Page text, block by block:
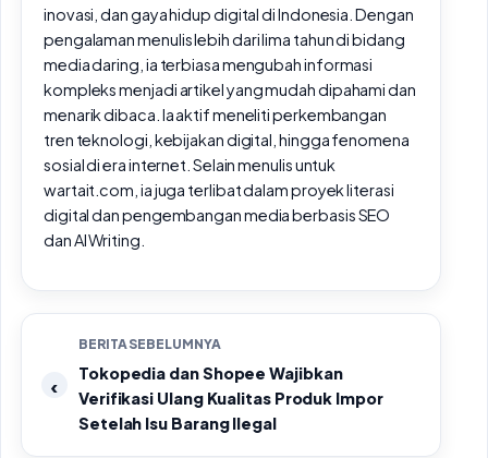
inovasi, dan gaya hidup digital di Indonesia. Dengan
pengalaman menulis lebih dari lima tahun di bidang
media daring, ia terbiasa mengubah informasi
kompleks menjadi artikel yang mudah dipahami dan
menarik dibaca. Ia aktif meneliti perkembangan
tren teknologi, kebijakan digital, hingga fenomena
sosial di era internet. Selain menulis untuk
wartait.com, ia juga terlibat dalam proyek literasi
digital dan pengembangan media berbasis SEO
dan AI Writing.
BERITA SEBELUMNYA
Tokopedia dan Shopee Wajibkan
Verifikasi Ulang Kualitas Produk Impor
Setelah Isu Barang Ilegal